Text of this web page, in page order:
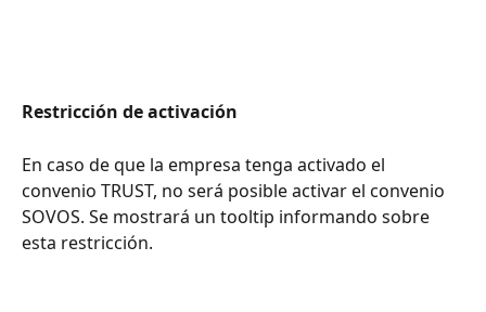
Restricción de activación
En caso de que la empresa tenga activado el
convenio TRUST, no será posible activar el convenio
SOVOS. Se mostrará un tooltip informando sobre
esta restricción.